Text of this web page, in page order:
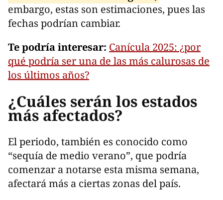
embargo, estas son estimaciones, pues las
fechas podrían cambiar.
Te podría interesar: Canícula 2025: ¿por
qué podría ser una de las más calurosas de
los últimos años?
¿Cuáles serán los estados
más afectados?
El periodo, también es conocido como
“sequía de medio verano”, que podría
comenzar a notarse esta misma semana,
afectará más a ciertas zonas del país.